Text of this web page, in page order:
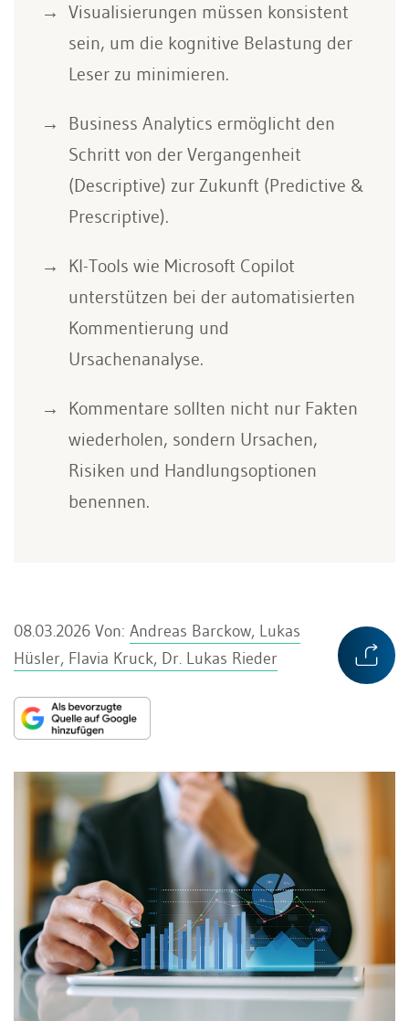
Visualisierungen müssen konsistent
sein, um die kognitive Belastung der
Leser zu minimieren.
Business Analytics ermöglicht den
Schritt von der Vergangenheit
(Descriptive) zur Zukunft (Predictive &
Prescriptive).
KI-Tools wie Microsoft Copilot
unterstützen bei der automatisierten
Kommentierung und
Ursachenanalyse.
Kommentare sollten nicht nur Fakten
wiederholen, sondern Ursachen,
Risiken und Handlungsoptionen
benennen.
08.03.2026 Von: Andreas Barckow, Lukas
Hüsler, Flavia Kruck, Dr. Lukas Rieder